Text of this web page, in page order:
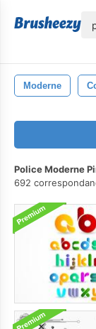
Moderne
Police Moderne
692